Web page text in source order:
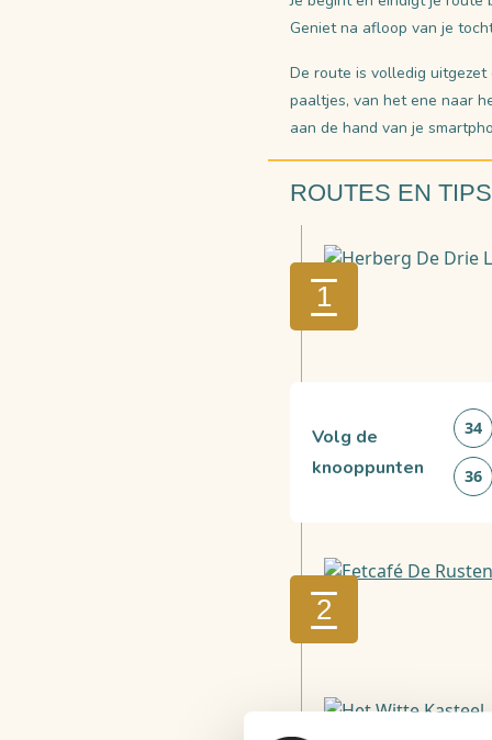
Geniet na afloop van je
De route is volledig
paaltjes, van het ene naar
aan de hand van je
ROUTES EN TIPS
1
Volg de
knooppunten
34
36
2